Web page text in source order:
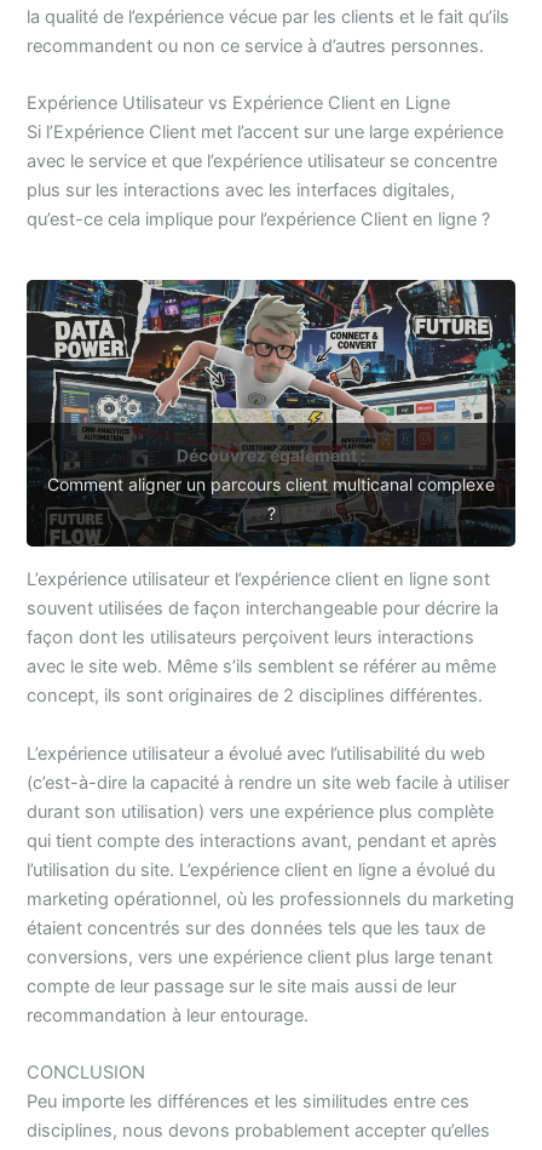
la qualité de l’expérience vécue par les clients et le fait qu’ils
recommandent ou non ce service à d’autres personnes.
Expérience Utilisateur vs Expérience Client en Ligne
Si l’Expérience Client met l’accent sur une large expérience
avec le service et que l’expérience utilisateur se concentre
plus sur les interactions avec les interfaces digitales,
qu’est-ce cela implique pour l’expérience Client en ligne ?
Découvrez également :
Comment aligner un parcours client multicanal complexe
?
L’expérience utilisateur et l’expérience client en ligne sont
souvent utilisées de façon interchangeable pour décrire la
façon dont les utilisateurs perçoivent leurs interactions
avec le site web. Même s’ils semblent se référer au même
concept, ils sont originaires de 2 disciplines différentes.
L’expérience utilisateur a évolué avec l’utilisabilité du web
(c’est-à-dire la capacité à rendre un site web facile à utiliser
durant son utilisation) vers une expérience plus complète
qui tient compte des interactions avant, pendant et après
l’utilisation du site. L’expérience client en ligne a évolué du
marketing opérationnel, où les professionnels du marketing
étaient concentrés sur des données tels que les taux de
conversions, vers une expérience client plus large tenant
compte de leur passage sur le site mais aussi de leur
recommandation à leur entourage.
CONCLUSION
Peu importe les différences et les similitudes entre ces
disciplines, nous devons probablement accepter qu’elles